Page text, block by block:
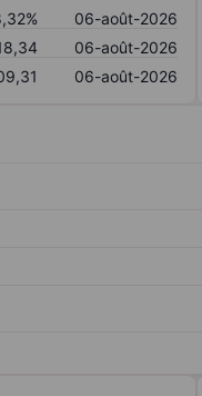
06-août-2026
06-août-2026
06-août-2026